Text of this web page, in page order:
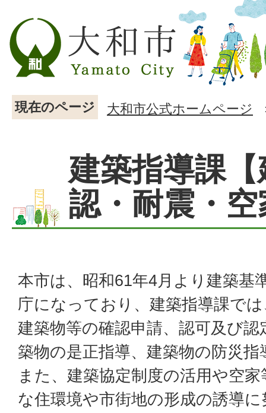
現在のページ 大和市公式ホームページ
建築指導課
認・耐震・
本市は、昭和61年4月より建築基
庁になっており、建築指導課で
建築物等の確認申請、認可及び
築物の是正指導、建築物の防災
また、建築協定制度の活用や空
な住環境や市街地の形成の誘導